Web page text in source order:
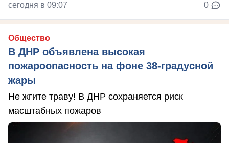
сегодня в 09:07 0
Общество
В ДНР объявлена высокая
пожароопасность на фоне 38-градусной
жары
Не жгите траву! В ДНР сохраняется риск
масштабных пожаров